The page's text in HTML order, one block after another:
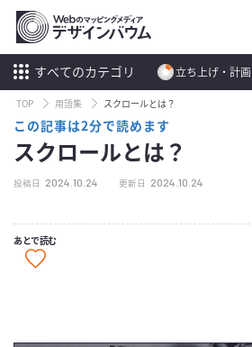
すべてのカテゴリ 立ち上げ・計画
TOP 用語集 スクロールとは？
この記事は2分で読めます
スクロールとは？
投稿日 2024.10.24 更新日 2024.10.24
あとで読む